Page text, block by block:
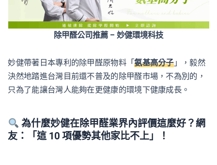
除甲醛公司推薦 – 妙健環境科技
妙健帶著日本專利的除甲醛原物料「氨基高分子」，毅然
決然地踏進台灣目前還不普及的除甲醛市場，不為別的，
只為了能讓台灣人能夠在更健康的環境下健康成長。
為什麼妙健在除甲醛業界內評價這麼好？網
友：「這 10 項優勢其他家比不上」！